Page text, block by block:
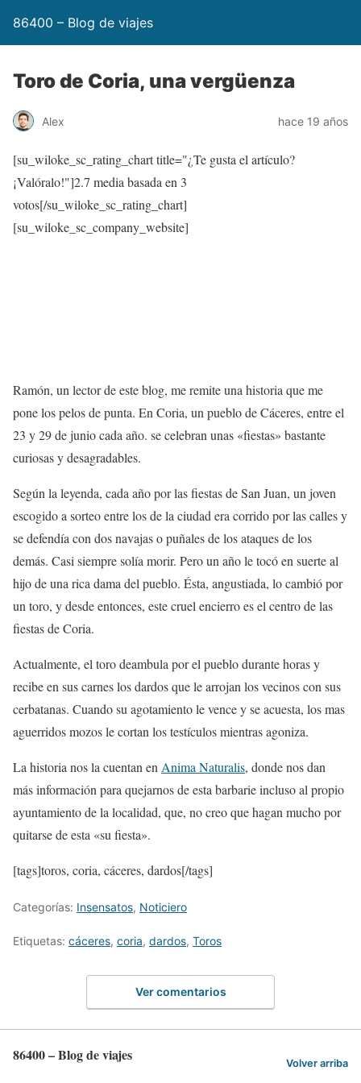
86400 – Blog de viajes
Toro de Coria, una vergüenza
Alex hace 19 años
[su_wiloke_sc_rating_chart title="¿Te gusta el artículo?
¡Valóralo!"]2.7 media basada en 3
votos[/su_wiloke_sc_rating_chart]
[su_wiloke_sc_company_website]
Ramón, un lector de este blog, me remite una historia que me
pone los pelos de punta. En Coria, un pueblo de Cáceres, entre el
23 y 29 de junio cada año. se celebran unas «fiestas» bastante
curiosas y desagradables.
Según la leyenda, cada año por las fiestas de San Juan, un joven
escogido a sorteo entre los de la ciudad era corrido por las calles y
se defendía con dos navajas o puñales de los ataques de los
demás. Casi siempre solía morir. Pero un año le tocó en suerte al
hijo de una rica dama del pueblo. Ésta, angustiada, lo cambió por
un toro, y desde entonces, este cruel encierro es el centro de las
fiestas de Coria.
Actualmente, el toro deambula por el pueblo durante horas y
recibe en sus carnes los dardos que le arrojan los vecinos con sus
cerbatanas. Cuando su agotamiento le vence y se acuesta, los mas
aguerridos mozos le cortan los testículos mientras agoniza.
La historia nos la cuentan enAnima Naturalis, donde nos dan
más información para quejarnos de esta barbarie incluso al propio
ayuntamiento de la localidad, que, no creo que hagan mucho por
quitarse de esta «su fiesta».
[tags]toros, coria, cáceres, dardos[/tags]
Categorías: Insensatos, Noticiero
Etiquetas: cáceres, coria, dardos, Toros
Ver comentarios
86400 – Blog de viajes Volver arriba